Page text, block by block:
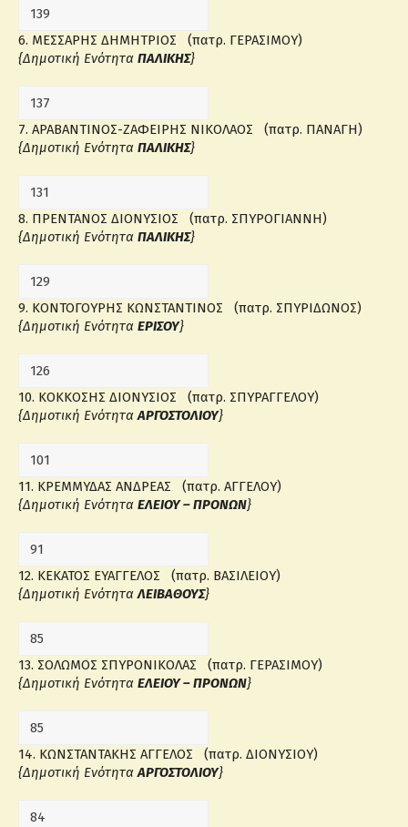
6. ΜΕΣΣΑΡΗΣ ΔΗΜΗΤΡΙΟΣ (πατρ. ΓΕΡΑΣΙΜΟΥ)
{Δημοτική Ενότητα ΠΑΛΙΚΗΣ}
7. ΑΡΑΒΑΝΤΙΝΟΣ-ΖΑΦΕΙΡΗΣ ΝΙΚΟΛΑΟΣ (πατρ. ΠΑΝΑΓΗ)
{Δημοτική Ενότητα ΠΑΛΙΚΗΣ}
8. ΠΡΕΝΤΑΝΟΣ ΔΙΟΝΥΣΙΟΣ (πατρ. ΣΠΥΡΟΓΙΑΝΝΗ)
{Δημοτική Ενότητα ΠΑΛΙΚΗΣ}
9. ΚΟΝΤΟΓΟΥΡΗΣ ΚΩΝΣΤΑΝΤΙΝΟΣ (πατρ. ΣΠΥΡΙΔΩΝΟΣ)
{Δημοτική Ενότητα ΕΡΙΣΟΥ}
10. ΚΟΚΚΟΣΗΣ ΔΙΟΝΥΣΙΟΣ (πατρ. ΣΠΥΡΑΓΓΕΛΟΥ)
{Δημοτική ΕνότηταΑΡΓΟΣΤΟΛΙΟΥ}
11. ΚΡΕΜΜΥΔΑΣ ΑΝΔΡΕΑΣ (πατρ. ΑΓΓΕΛΟΥ)
{Δημοτική Ενότητα ΕΛΕΙΟΥ – ΠΡΟΝΩΝ}
12. ΚΕΚΑΤΟΣ ΕΥΑΓΓΕΛΟΣ (πατρ. ΒΑΣΙΛΕΙΟΥ)
{Δημοτική ΕνότηταΛΕΙΒΑΘΟΥΣ}
13. ΣΟΛΩΜΟΣ ΣΠΥΡΟΝΙΚΟΛΑΣ (πατρ. ΓΕΡΑΣΙΜΟΥ)
{Δημοτική Ενότητα ΕΛΕΙΟΥ – ΠΡΟΝΩΝ}
14. ΚΩΝΣΤΑΝΤΑΚΗΣ ΑΓΓΕΛΟΣ (πατρ. ΔΙΟΝΥΣΙΟΥ)
{Δημοτική ΕνότηταΑΡΓΟΣΤΟΛΙΟΥ}